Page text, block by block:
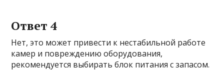
Ответ 4
Нет, это может привести к нестабильной работе
камер и повреждению оборудования,
рекомендуется выбирать блок питания с запасом.